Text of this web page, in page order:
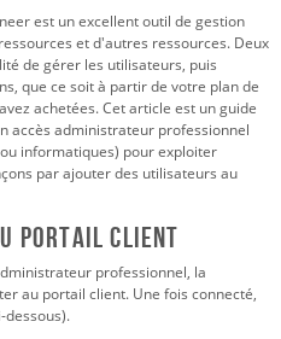
est un excellent outil de gestion
et d'autres ressources. Deux
de gérer les utilisateurs, puis
que ce soit à partir de votre plan de
achetées. Cet article est un guide
accès administrateur professionnel
informatiques) pour exploiter
par ajouter des utilisateurs au
portail client
professionnel, la
au portail client. Une fois connecté,
dessous).